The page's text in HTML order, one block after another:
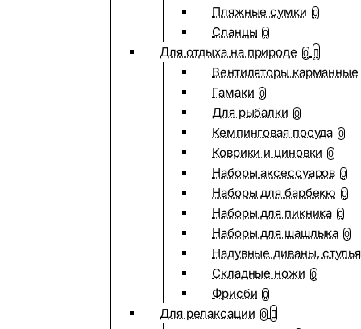
Пляжные сумки 0
Сланцы 0
Для отдыха на природе 0
Вентиляторы карманные
Гамаки 0
Для рыбалки 0
Кемпинговая посуда 0
Коврики и циновки 0
Наборы аксессуаров 0
Наборы для барбекю 0
Наборы для пикника 0
Наборы для шашлыка 0
Надувные диваны, стулья
Складные ножи 0
Фрисби 0
Для релаксации 0